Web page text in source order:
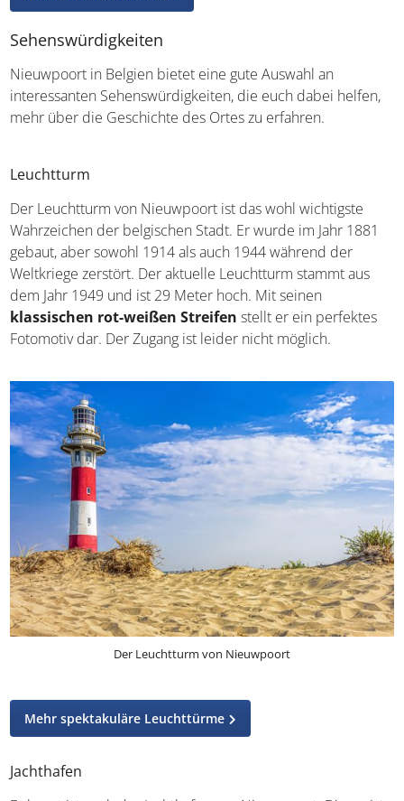
Quallen in der Nordsee
Sehenswürdigkeiten
Nieuwpoort in Belgien bietet eine gute Auswahl an
interessanten Sehenswürdigkeiten, die euch dabei
Der Leuchtturm von Nieuwpoort ist das wohl wichtigste
Wahrzeichen der belgischen Stadt. Er wurde im Jahr 1881
gebaut, aber sowohl 1914 als auch 1944 während der
Weltkriege zerstört. Der aktuelle Leuchtturm stammt aus
dem Jahr 1949 und ist 29 Meter hoch. Mit seinen
klassischen rot-weißen Streifenstellt er ein perfektes
Der Leuchtturm von Nieuwpoort
Mehr spektakuläre Leuchttürme
Jachthafen